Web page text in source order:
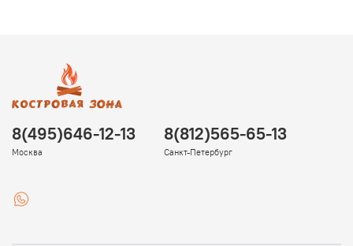
8(495)646-12-13
Москва
8(812)565-65-13
Санкт-Петербург